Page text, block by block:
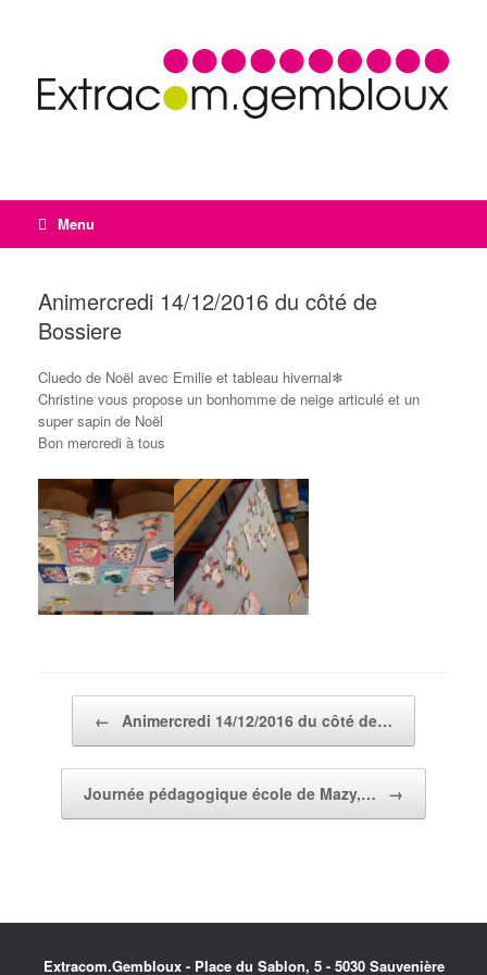
Menu
Animercredi 14/12/2016 du côté de
Bossiere
Cluedo de Noël avec Emilie et tableau hivernal❄
Christine vous propose un bonhomme de neige articulé et un
super sapin de Noël
Bon mercredi à tous
← Animercredi 14/12/2016 du côté de…
Journée pédagogique école de Mazy,… →
Extracom.Gembloux - Place du Sablon, 5 - 5030 Sauvenière